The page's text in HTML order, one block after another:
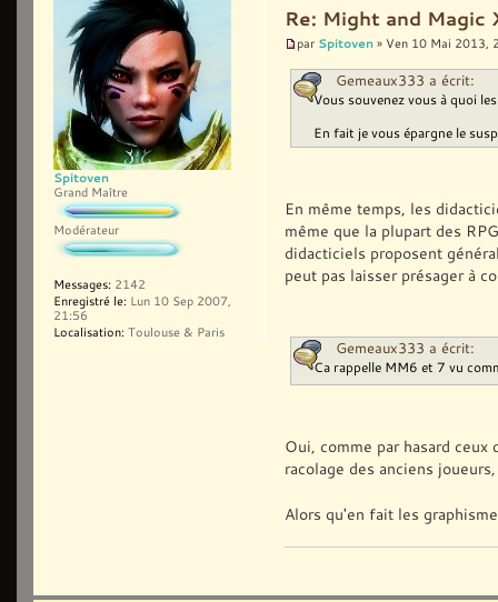
Re: Might and Magic
par Spitoven » Ven 10 Mai 2013,
Gemeaux333 a écrit:
Vous souvenez vous à quoi
En fait je vous épargne le
En même temps, les
même que la plupart des
didacticiels proposent
peut pas laisser présager à
Gemeaux333 a écrit:
Ca rappelle MM6 et 7 vu
Oui, comme par hasard
racolage des anciens
Alors qu'en fait les
Spitoven
Grand Maître
Modérateur
Messages: 2142
Enregistré le: Lun 10 Sep 2007,
21:56
Localisation: Toulouse & Paris